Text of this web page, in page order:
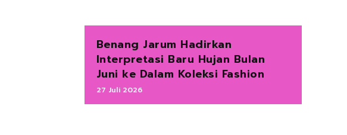
Benang Jarum Hadirkan
Interpretasi Baru Hujan Bulan
Juni ke Dalam Koleksi Fashion
27 Juli 2026